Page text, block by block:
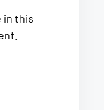
in this